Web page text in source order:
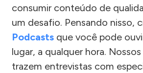
consumir conteúdo de
um desafio. Pensando nisso,
Podcasts que você pode
lugar, a qualquer hora.
trazem entrevistas com